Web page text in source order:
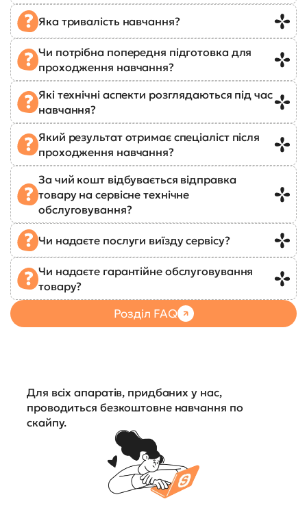
Яка тривалість навчання?
Чи потрібна попередня підготовка для
проходження навчання?
Які технічні аспекти розглядаються під час
навчання?
Який результат отримає спеціаліст після
проходження навчання?
За чий кошт відбувається відправка
товару на сервісне технічне
обслуговування?
Чи надаєте послуги виїзду сервісу?
Чи надаєте гарантійне обслуговування
товару?
Розділ FAQ
Для всіх апаратів, придбаних у нас,
проводиться безкоштовне навчання по
скайпу.